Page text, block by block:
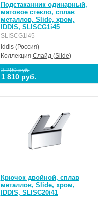
Подстаканник одинарный,
матовое стекло, сплав
металлов, Slide, хром,
IDDIS, SLISCG1i45
SLISCG1i45
Iddis(Россия)
Коллекция Слайд (Slide)
3 290 руб.
1 810 руб.
Крючок двойной, сплав
металлов, Slide, хром,
IDDIS, SLISC20i41